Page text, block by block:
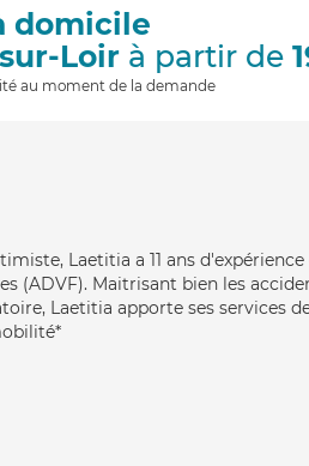
domicile
Loirà partir de
au moment de la demande
Laetitia a 11 ans
(ADVF). Maitrisant bien les
Laetitia apporte ses services